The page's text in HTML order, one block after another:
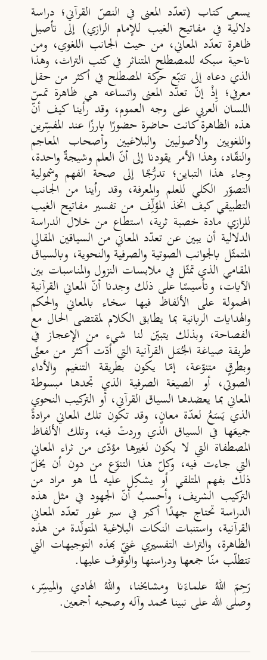
يسعى كتاب (تعدّد المعنى في النصّ القرآني؛ دراسة
دلالية في مفاتيح الغيب للإمام الرازي) إلى تأصيل
ظاهرة تعدّد المعاني، من حيث الجانب اللغوي، ومن
ناحية سبكه للمصطلح المتناثر في كتب التراث، وهذا
الذي دعاه إلى تتبّع حركة المصطلح في أكثر من حقل
معرفي؛ إِذْ إنّ تعدّد المعنى واتساعه هي ظاهرة تمسّ
اللسان العربي على وجه العموم، وقد رأينا كيف أنّ
هذه الظاهرة كانت حاضرة حضورًا بارزًا عند المفسِّرين
واللغويين والأصوليين والبلاغيين وأصحاب المعاجم
والنقّاد، وهذا الأمر يقودنا إلى أنّ العلم وشيجةٌ واحدة،
وجاء هذا التباين؛ تدرُّجًا إلى صحة الفهم وشمولية
التصوّر الكلي للعلم والمعرفة، وقد رأينا من الجانب
التطبيقي كيف اتخذ المؤلِّف من تفسير مفاتيح الغيب
للرازي مادة خصبة ثرية، استطاع من خلال الدراسة
الدلالية أن يبين عن تعدّد المعاني من السياقين المقالي
المتمثّل بالجوانب الصوتية والصرفية والنحوية، وبالسياق
المقامي الذي تمثّل في ملابسات النزول والمناسبات بين
الآيات، وتأسيسًا على ذلك وجدنا أنّ المعاني القرآنية
المحمولة على الألفاظ فيها سخاء بالمعاني والحكم
والهدايات الربانية بما يطابق الكلام لمقتضى الحال مع
الفصاحة، وبذلك يتبيّن لنا شيء من الإعجاز في
طريقة صياغة الجُمَل القرآنية التي أدّت أكثر من معنًى
وبطرقٍ متنوّعة، إمّا يكون بطريقة التنغيم والأداء
الصوتي، أو الصيغة الصرفية الذي تجدها مبسوطة
المعاني بما يعضدها السياق القرآني، أو التركيب النحوي
الذي يَسَعُ لعدّة معانٍ، وقد تكون تلك المعاني مرادةً
جميعَها في السياق الذي وردتْ فيه، وتلك الألفاظ
المصطفاة التي لا يكون لغيرها مؤدّى من ثراء المعاني
التي جاءت فيه، وكلّ هذا التنوّع من دون أن يخلّ
ذلك بفهم المتلقي أو يشكِل عليه لما هو مراد من
التركيب الشريف، وأحسبُ أنّ الجهود في مثل هذه
الدراسة تحتاج جهدًا أكبر في سبر غور تعدّد المعاني
القرآنية، واستنبات النكات البلاغية المتولّدة من هذه
الظاهرة، والتراث التفسيري غنيّ بهذه التوجيهات التي
تتطلّب منّا جمعها ودراستها والوقوف عليها.
رَحِمَ اللهُ علماءَنا ومشايخنا، واللهُ الهادي والميسِّر،
وصلى الله على نبينا محمد وآله وصحبه أجمعين.